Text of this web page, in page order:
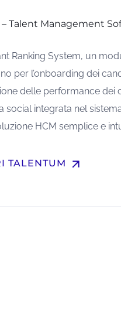
Talent Management
Ranking System, un
per l’onboarding dei
delle performance dei
social integrata nel
HCM semplice e
TALENTUM arrow_upward